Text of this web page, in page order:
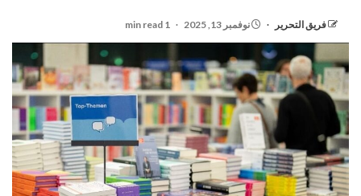
فريق التحرير نوفمبر 13, 2025 1 min read